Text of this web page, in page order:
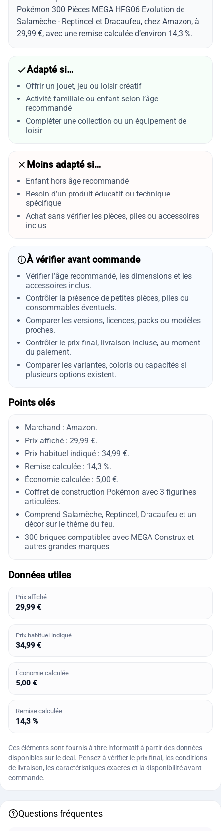
Pokémon 300 Pièces MEGA HFG06 Evolution de
Salamèche - Reptincel et Dracaufeu, chez Amazon, à
29,99 €, avec une remise calculée d’environ 14,3 %.
Adapté si…
Offrir un jouet, jeu ou loisir créatif
Activité familiale ou enfant selon l’âge
recommandé
Compléter une collection ou un équipement de
loisir
Moins adapté si…
Enfant hors âge recommandé
Besoin d’un produit éducatif ou technique
spécifique
Achat sans vérifier les pièces, piles ou accessoires
inclus
À vérifier avant commande
Vérifier l’âge recommandé, les dimensions et les
accessoires inclus.
Contrôler la présence de petites pièces, piles ou
consommables éventuels.
Comparer les versions, licences, packs ou modèles
proches.
Contrôler le prix final, livraison incluse, au moment
du paiement.
Comparer les variantes, coloris ou capacités si
plusieurs options existent.
Points clés
Marchand : Amazon.
Prix affiché : 29,99 €.
Prix habituel indiqué : 34,99 €.
Remise calculée : 14,3 %.
Économie calculée : 5,00 €.
Coffret de construction Pokémon avec 3 figurines
articulées.
Comprend Salamèche, Reptincel, Dracaufeu et un
décor sur le thème du feu.
300 briques compatibles avec MEGA Construx et
autres grandes marques.
Données utiles
Prix affiché
29,99 €
Prix habituel indiqué
34,99 €
Économie calculée
5,00 €
Remise calculée
14,3 %
Ces éléments sont fournis à titre informatif à partir des données
disponibles sur le deal. Pensez à vérifier le prix final, les conditions
de livraison, les caractéristiques exactes et la disponibilité avant
commande.
Questions fréquentes